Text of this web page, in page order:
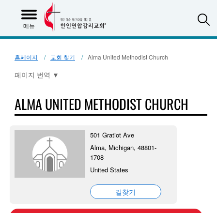
메뉴
홈페이지 교회 찾기 Alma United Methodist Church
페이지 번역 ▼
ALMA UNITED METHODIST CHURCH
501 Gratiot Ave
Alma, Michigan, 48801-
1708
United States
길찾기